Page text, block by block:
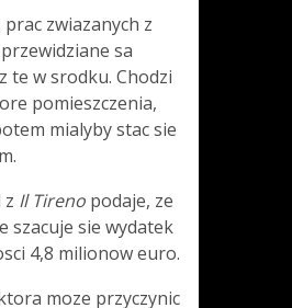
zwiazanych z
sa
te w srodku. Chodzi
pomieszczenia,
mialyby stac sie
Il Tireno podaje, ze
szacuje sie wydatek
4,8 milionow euro.
moze przyczynic